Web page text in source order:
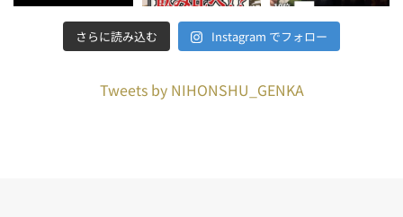
さらに読み込む Instagram でフォロー
Tweets by NIHONSHU_GENKA